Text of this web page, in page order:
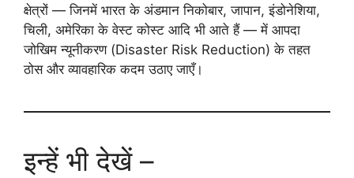
क्षेत्रों — जिनमें भारत के अंडमान निकोबार, जापान, इंडोनेशिया,
चिली, अमेरिका के वेस्ट कोस्ट आदि भी आते हैं — में आपदा
जोखिम न्यूनीकरण (Disaster Risk Reduction) के तहत
ठोस और व्यावहारिक कदम उठाए जाएँ।
इन्हें भी देखें –